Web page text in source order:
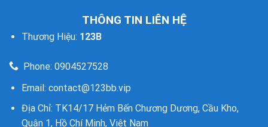
THÔNG TIN LIÊN HỆ
Thương Hiệu: 123B
Phone: 0904527528
Email: contact@123bb.vip
Địa Chỉ: TK14/17 Hẻm Bến Chương Dương, Cầu Kho,
Quận 1, Hồ Chí Minh, Việt Nam